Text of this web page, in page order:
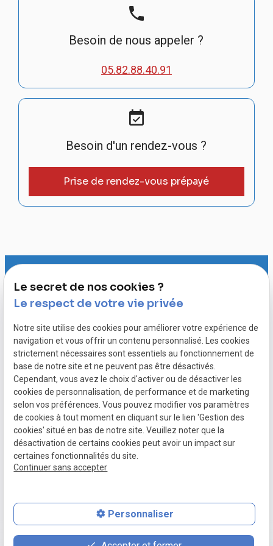
phone
Besoin de nous appeler ?
05.82.88.40.91
event_available
Besoin d'un rendez-vous ?
Prise de rendez-vous prépayé
05.82.88.40.91
Mentions légales
Politique de confidentialité
Plan du site
Gestion des cookies
SIRET :
place contact_page phone
Le secret de nos cookies ?
Le respect de votre vie privée
Notre site utilise des cookies pour améliorer votre expérience de
navigation et vous offrir un contenu personnalisé. Les cookies
strictement nécessaires sont essentiels au fonctionnement de
base de notre site et ne peuvent pas être désactivés.
Cependant, vous avez le choix d'activer ou de désactiver les
cookies de personnalisation, de performance et de marketing
selon vos préférences. Vous pouvez modifier vos paramètres
de cookies à tout moment en cliquant sur le lien 'Gestion des
cookies' situé en bas de notre site. Veuillez noter que la
désactivation de certains cookies peut avoir un impact sur
certaines fonctionnalités du site.
Continuer sans accepter
Personnaliser